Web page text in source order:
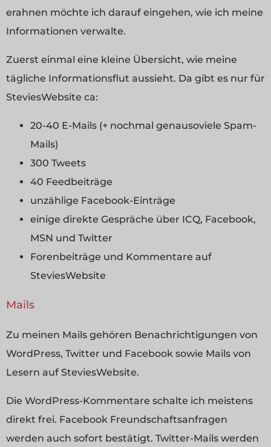
erahnen möchte ich darauf eingehen, wie ich meine
Informationen verwalte.
Zuerst einmal eine kleine Übersicht, wie meine
tägliche Informationsflut aussieht. Da gibt es nur für
SteviesWebsite ca:
20-40 E-Mails (+ nochmal genausoviele Spam-
Mails)
300 Tweets
40 Feedbeiträge
unzählige Facebook-Einträge
einige direkte Gespräche über ICQ, Facebook,
MSN und Twitter
Forenbeiträge und Kommentare auf
SteviesWebsite
Mails
Zu meinen Mails gehören Benachrichtigungen von
WordPress, Twitter und Facebook sowie Mails von
Lesern auf SteviesWebsite.
Die WordPress-Kommentare schalte ich meistens
direkt frei. Facebook Freundschaftsanfragen
werden auch sofort bestätigt. Twitter-Mails werden